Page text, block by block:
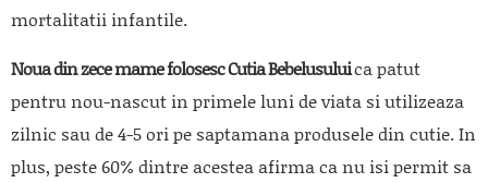
mortalitatii infantile.
Noua din zece mame folosesc Cutia Bebelusuluica patut
pentru nou-nascut in primele luni de viata si utilizeaza
zilnic sau de 4-5 ori pe saptamana produsele din cutie. In
plus, peste 60% dintre acestea afirma ca nu isi permit sa